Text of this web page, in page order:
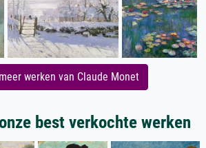
werken van Claude Monet
best verkochte werken